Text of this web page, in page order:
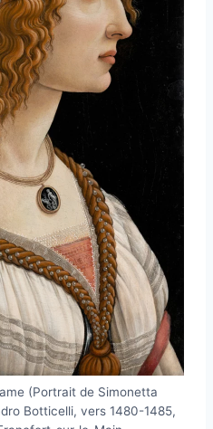
(Portrait de Simonetta
Botticelli, vers 1480-1485,